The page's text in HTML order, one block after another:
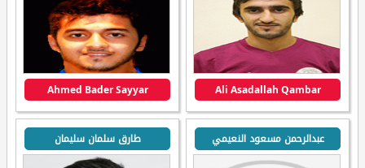
Ali Asadallah Qambar
Ahmed Bader Sayyar
عبدالرحمن مسعود النعيمي طارق سلمان سليمان